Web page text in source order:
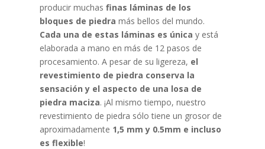
producir muchasfinas láminas de los
bloques de piedra más bellos del mundo.
Cada una de estas láminas es única y está
elaborada a mano en más de 12 pasos de
procesamiento. A pesar de su ligereza, el
revestimiento de piedra conserva la
sensación y el aspecto de una losa de
piedra maciza. ¡Al mismo tiempo, nuestro
revestimiento de piedra sólo tiene un grosor de
aproximadamente 1,5 mm y 0.5mm e incluso
es flexible!